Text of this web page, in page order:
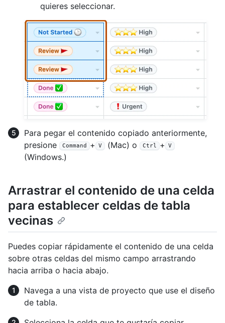
quieres seleccionar.
Para pegar el contenido copiado anteriormente,
presione
Command + V (Mac) o Ctrl + V
(Windows.)
Arrastrar el contenido de una celda
para establecer celdas de tabla
vecinas
Puedes copiar rápidamente el contenido de una celda
sobre otras celdas del mismo campo arrastrando
hacia arriba o hacia abajo.
Navega a una vista de proyecto que use el diseño
de tabla.